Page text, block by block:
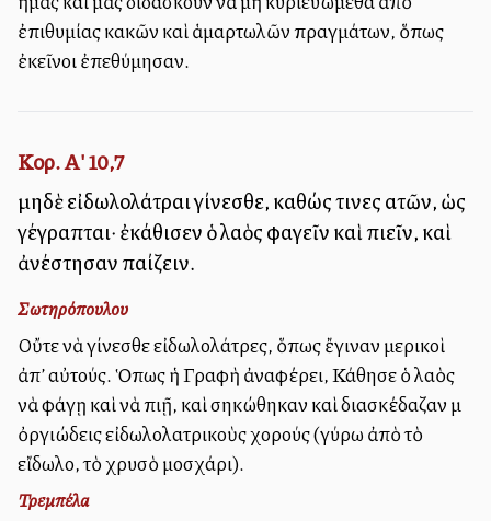
ἐπιθυμίας κακῶν καὶ ἁμαρτωλῶν πραγμάτων, ὅπως
ἐκεῖνοι ἐπεθύμησαν.
Κορ. Α' 10,7
μηδὲ εἰδωλολάτραι γίνεσθε, καθώς τινες αὐτῶν, ὡς
γέγραπται· ἐκάθισεν ὁ λαὸς φαγεῖν καὶ πιεῖν, καὶ
ἀνέστησαν παίζειν.
Σωτηρόπουλου
Οὔτε νὰ γίνεσθε εἰδωλολάτρες, ὅπως ἔγιναν μερικοὶ
ἀπ’ αὐτούς. Ὁπως ἡ Γραφὴ ἀναφέρει, Κάθησε ὁ λαὸς
νὰ φάγῃ καὶ νὰ πιῇ, καὶ σηκώθηκαν καὶ διασκέδαζαν μὲ
ὀργιώδεις εἰδωλολατρικοὺς χορούς (γύρω ἀπὸ τὸ
εἴδωλο, τὸ χρυσὸ μοσχάρι).
Τρεμπέλα